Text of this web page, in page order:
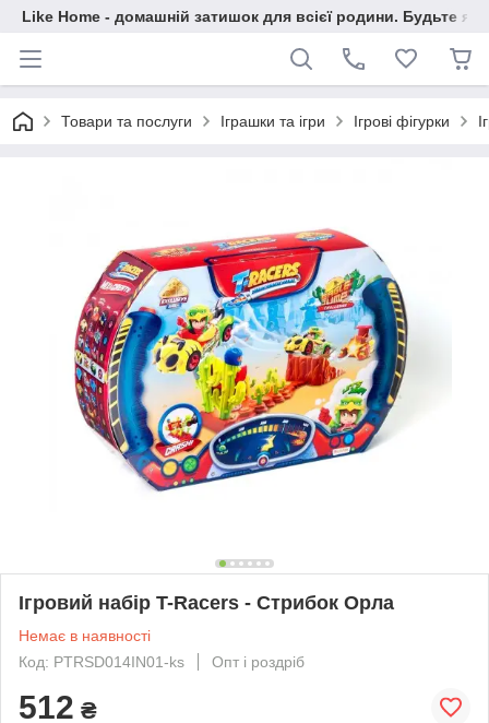
Like Home - домашній затишок для всієї родини. Будьте як
Товари та послуги Іграшки та ігри Ігрові фігурки
Ігровий набір T-Racers - Стрибок Орла
Немає в наявності
Код: PTRSD014IN01-ks
Опт і роздріб
512 ₴